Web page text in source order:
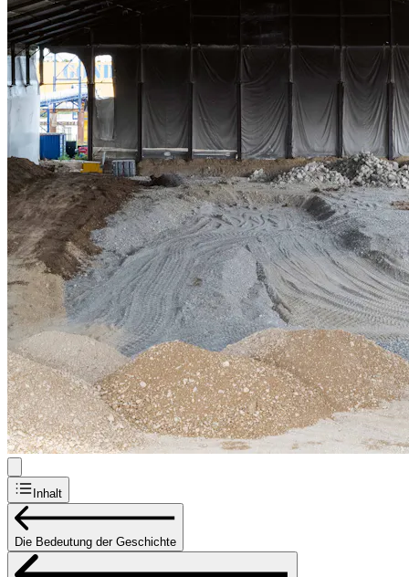
Inhalt
Die Bedeutung der Geschichte